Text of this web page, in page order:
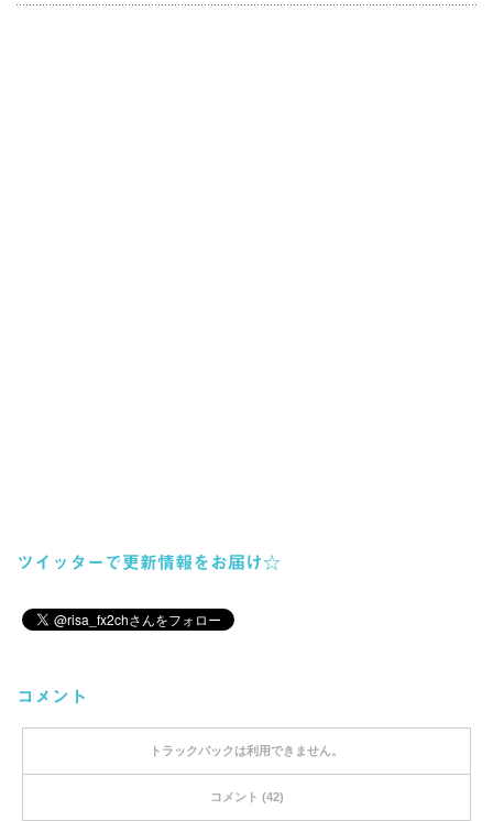
ツイッターで更新情報をお届け☆
コメント
トラックバックは利用できません。
コメント (42)